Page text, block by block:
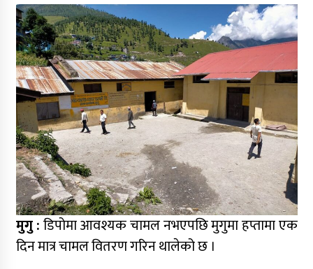
मुगु :डिपोमा आवश्यक चामल नभएपछि मुगुमा हप्तामा एक
दिन मात्र चामल वितरण गरिन थालेको छ ।